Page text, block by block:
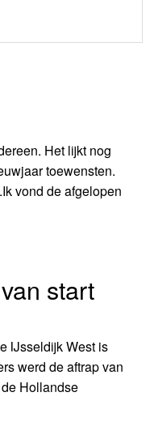
Het lijkt nog
toewensten.
vond de afgelopen
start
IJsseldijk West is
werd de aftrap van
Hollandse